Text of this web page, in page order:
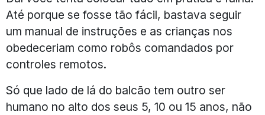
Até porque se fosse tão fácil, bastava seguir
um manual de instruções e as crianças nos
obedeceriam como robôs comandados por
controles remotos.
Só que lado de lá do balcão tem outro ser
humano no alto dos seus 5, 10 ou 15 anos, não